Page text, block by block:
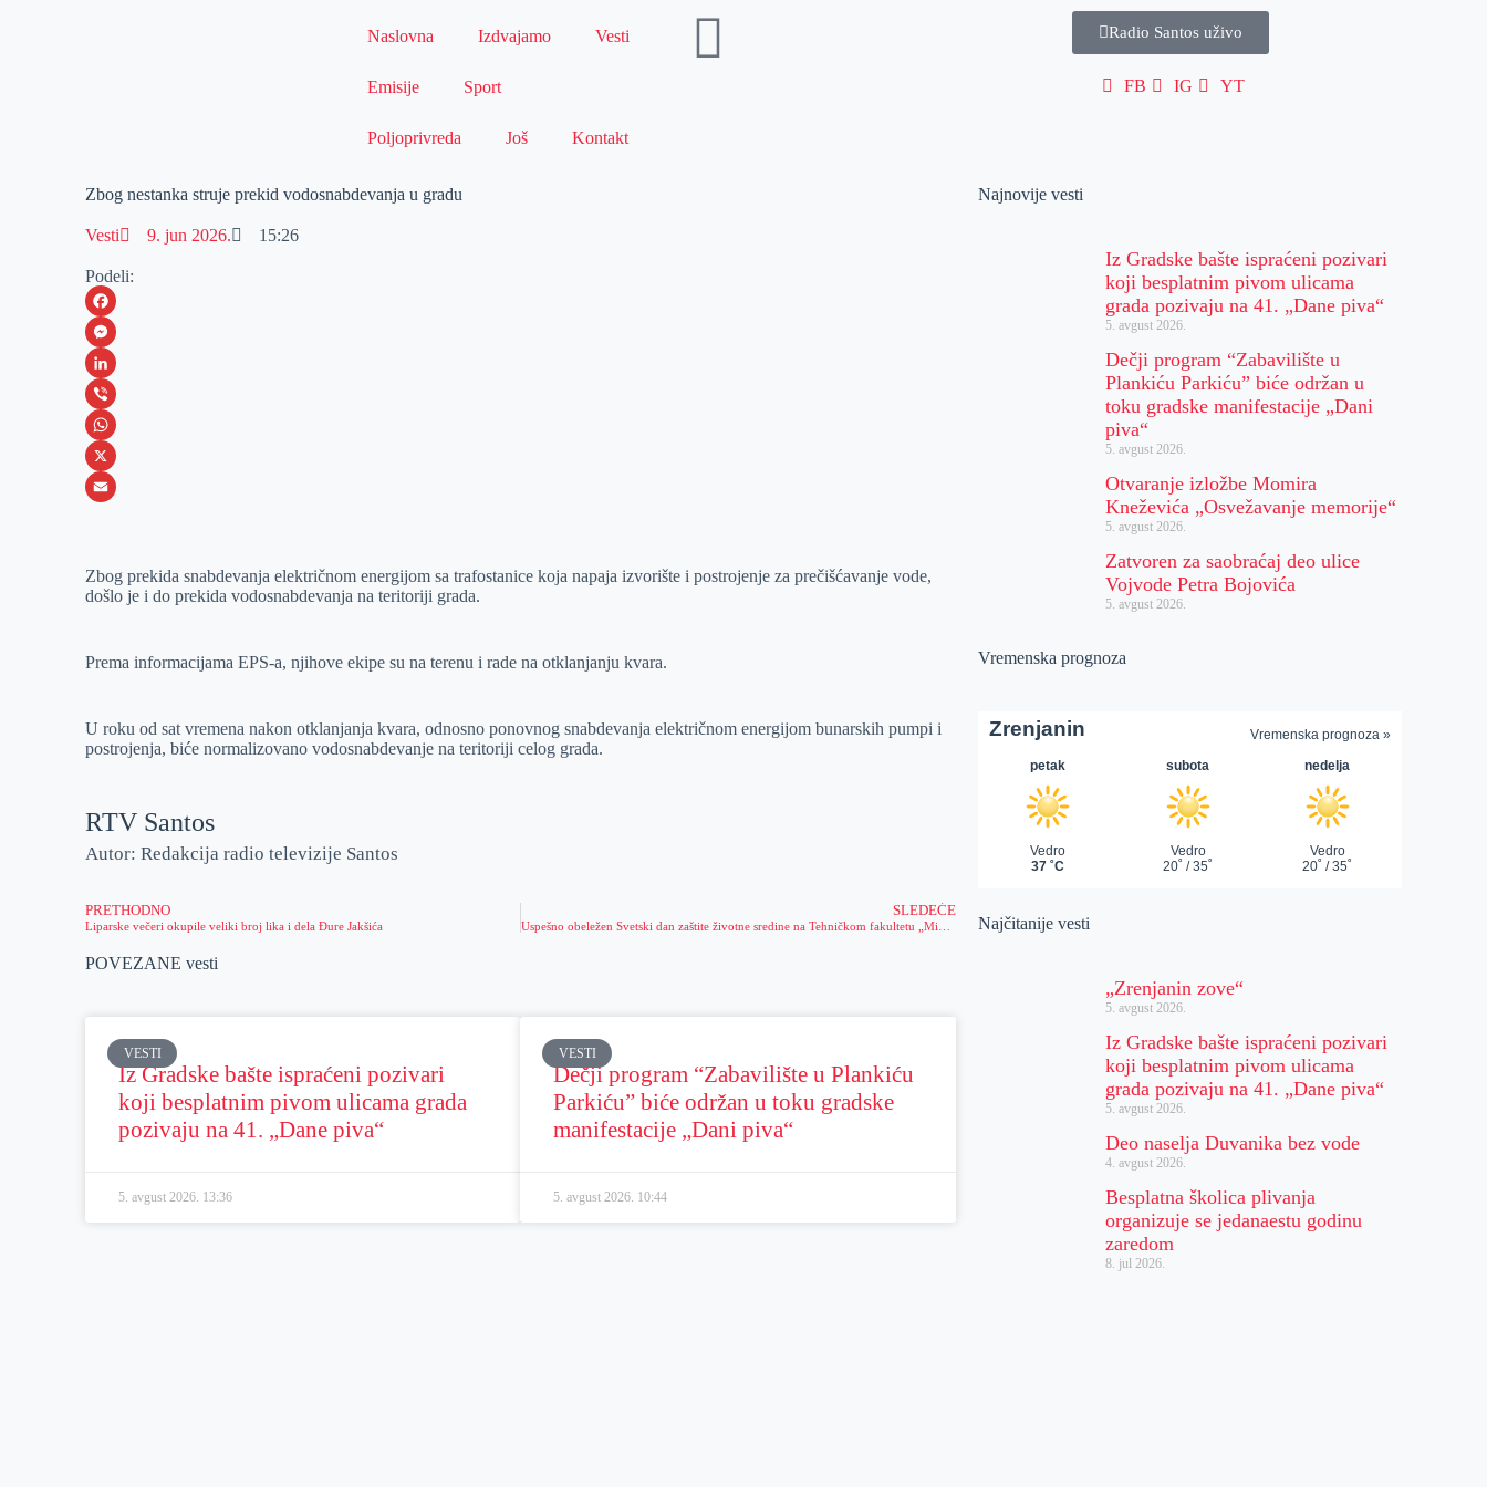
Naslovna Izdvajamo Vesti
Emisije Sport
Poljoprivreda Još Kontakt
Radio Santos uživo
FB IG YT
Zbog nestanka struje prekid vodosnabdevanja u gradu
Vesti 9. jun 2026. 15:26
Podeli:
F
a
c
e
b
o
M
e
s
s
e
e
L
i
n
k
I
V
i
b
W
h
s
p
X
a
Zbog prekida snabdevanja električnom energijom sa trafostanice koja napaja izvorište i postrojenje za prečišćavanje vode,
došlo je i do prekida vodosnabdevanja na teritoriji grada.
Prema informacijama EPS-a, njihove ekipe su na terenu i rade na otklanjanju kvara.
U roku od sat vremena nakon otklanjanja kvara, odnosno ponovnog snabdevanja električnom energijom bunarskih pumpi i
postrojenja, biće normalizovano vodosnabdevanje na teritoriji celog grada.
RTV Santos
Autor: Redakcija radio televizije Santos
PRETHODNO
Liparske večeri okupile veliki broj lika i dela Đure Jakšića
SLEDEĆE
POVEZANE vesti
VESTI
Iz Gradske bašte ispraćeni pozivari
koji besplatnim pivom ulicama grada
pozivaju na 41. „Dane piva“
5. avgust 2026. 13:36
VESTI
Dečji program “Zabavilište u Plankiću
Parkiću” biće održan u toku gradske
manifestacije „Dani piva“
5. avgust 2026. 10:44
Najnovije vesti
Iz Gradske bašte ispraćeni pozivari
koji besplatnim pivom ulicama
grada pozivaju na 41. „Dane piva“
5. avgust 2026.
Dečji program “Zabavilište u
Plankiću Parkiću” biće održan u
toku gradske manifestacije „Dani
piva“
5. avgust 2026.
Otvaranje izložbe Momira
Kneževića „Osvežavanje memorije“
5. avgust 2026.
Zatvoren za saobraćaj deo ulice
Vojvode Petra Bojovića
5. avgust 2026.
Vremenska prognoza
Najčitanije vesti
„Zrenjanin zove“
5. avgust 2026.
Iz Gradske bašte ispraćeni pozivari
koji besplatnim pivom ulicama
grada pozivaju na 41. „Dane piva“
5. avgust 2026.
Deo naselja Duvanika bez vode
4. avgust 2026.
Besplatna školica plivanja
organizuje se jedanaestu godinu
zaredom
8. jul 2026.